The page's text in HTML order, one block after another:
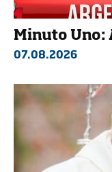
Minuto Uno:
07.08.2026